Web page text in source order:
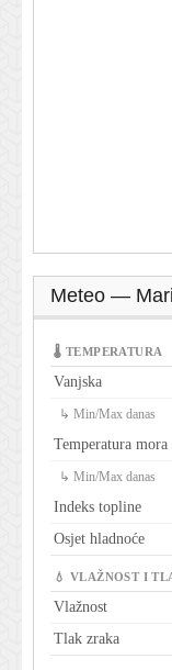
Meteo —
🌡 TEMPERATURA
Vanjska
↳ Min/Max danas
Temperatura mora
↳ Min/Max danas
Indeks topline
Osjet hladnoće
💧 VLAŽNOST I
Vlažnost
Tlak zraka